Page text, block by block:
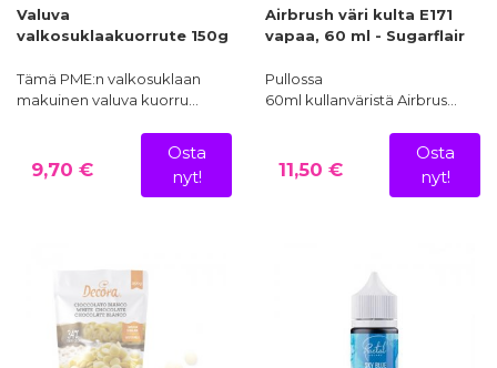
Hyydykkeet & sokerit
leivonta - Syötävät
koristeet
Erikoiselintarvikkeet
Valuva
valkosuklaakuorrute 150g
Tämä PME:n valkosuklaan
makuinen valuva kuorru…
9,70 €
Osta
nyt!
Airbrush väri kulta E171
vapaa, 60 ml - Sugarflair
Pullossa
60ml kullanväristä Airbrus…
11,50 €
Osta
nyt!